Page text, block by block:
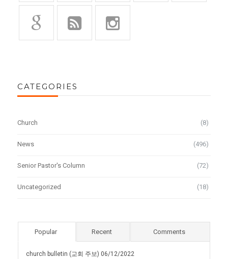
CATEGORIES
Church (8)
News (496)
Senior Pastor's Column (72)
Uncategorized (18)
Popular Recent Comments
church bulletin (교회 주보) 06/12/2022